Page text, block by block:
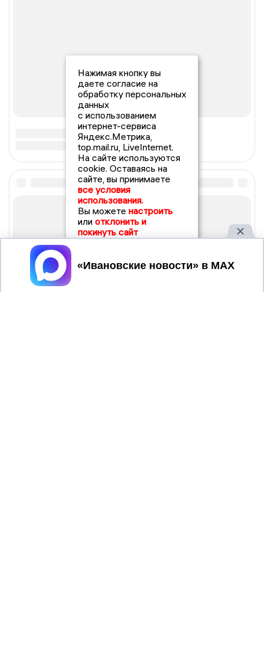
Нажимая кнопку вы
даете согласие на
обработку персональных
данных
с использованием
интернет-сервиса
Яндекс.Метрика,
top.mail.ru, LiveInternet.
На сайте используются
cookie. Оставаясь на
сайте, вы принимаете
все условия
использования.
Вы можете настроить
или отклонить и
покинуть сайт
Принять